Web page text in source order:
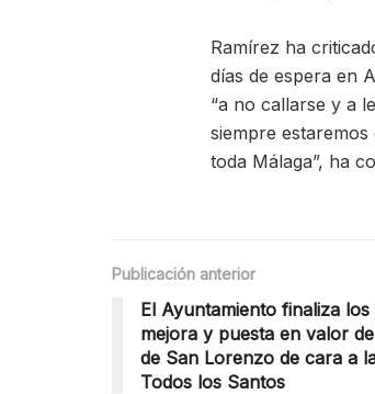
Ramírez ha
días de espera en
“a no callarse y a
siempre
toda Málaga”, ha
Publicación anterior
El Ayuntamiento finaliza
mejora y puesta en valor
de San Lorenzo de cara a
Todos los Santos